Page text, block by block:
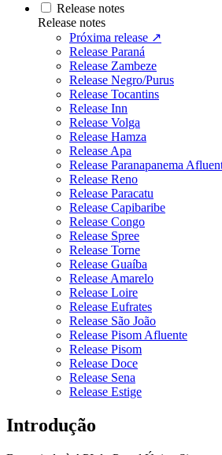
Release notes
Release notes
Próxima release ↗
Release Paraná
Release Zambeze
Release Negro/Purus
Release Tocantins
Release Inn
Release Volga
Release Hamza
Release Apa
Release Paranapanema
Release Reno
Release Paracatu
Release Capibaribe
Release Congo
Release Spree
Release Torne
Release Guaíba
Release Amarelo
Release Loire
Release Eufrates
Release São João
Release Pisom Afluente
Release Pisom
Release Doce
Release Sena
Release Estige
Introdução